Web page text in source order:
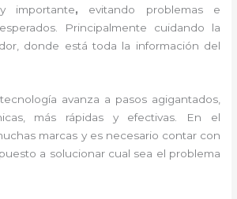
importante, evitando problemas e
Principalmente cuidando la
donde está toda la información del
avanza a pasos agigantados,
más rápidas y efectivas . En el
marcas y es necesario contar con
a solucionar cual sea el problema